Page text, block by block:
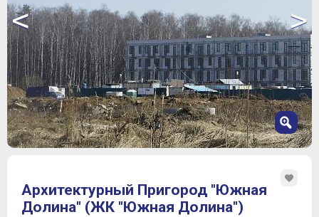
< >
3
4
Архитектурный Пригород "Южная
Долина" (ЖК "Южная Долина")